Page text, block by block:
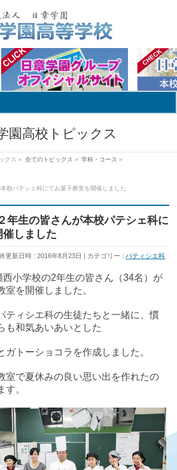
園高校トピックス
クス » 全てのトピックス » 学科・コース »
校パテシェ科にてお菓子教室を開催しました
年生の皆さんが本校パテシェ科に
しました
更新日時 : 2016年8月23日 カテゴリー : パティシエ科
小学校の2年生の皆さん（34名）が
室を開催しました。
ティシエ科の生徒たちと一緒に、慣
も和気あいあいとした
ガトーショコラを作成しました。
室で夏休みの良い思い出を作れたの
す。